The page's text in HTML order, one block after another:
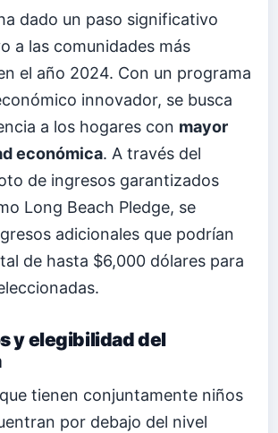
dado un paso significativo
a las comunidades más
el año 2024. Con un programa
innovador, se busca
a los hogares con mayor
económica. A través del
de ingresos garantizados
Long Beach Pledge, se
adicionales que podrían
de hasta $6,000 dólares para
y elegibilidad del
tienen conjuntamente niños
por debajo del nivel